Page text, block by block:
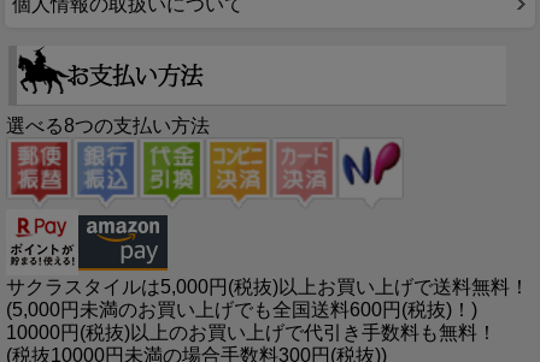
選べる8つの支払い方法
サクラスタイルは5,000円(税抜)以上お買い上げで送料無料！
(5,000円未満のお買い上げでも全国送料600円(税抜)！)
10000円(税抜)以上のお買い上げで代引き手数料も無料！
(税抜10000円未満の場合手数料300円(税抜))